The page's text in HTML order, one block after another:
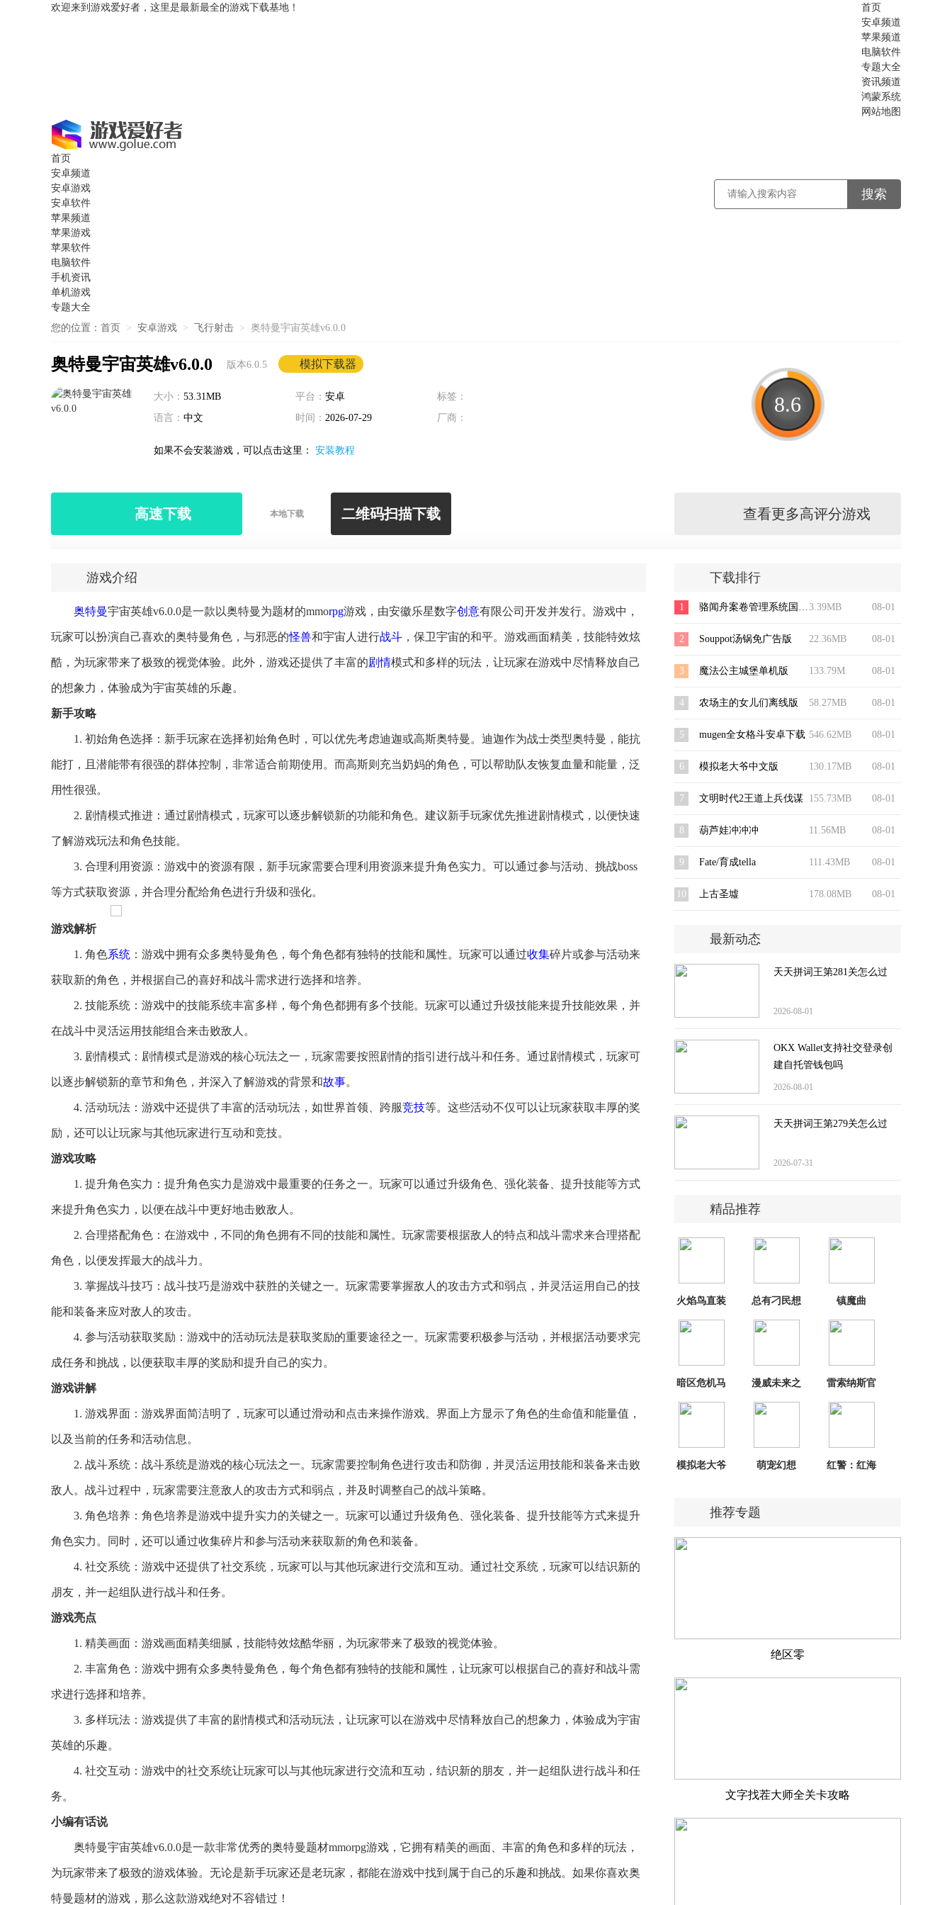
欢迎来到游戏爱好者，这里是最新最全的游戏下载基地！
首页
安卓频道
苹果频道
电脑软件
专题大全
资讯频道
鸿蒙系统
网站地图
首页
安卓频道
安卓游戏
安卓软件
苹果频道
苹果游戏
苹果软件
电脑软件
手机资讯
单机游戏
专题大全
您的位置： 首页 > 安卓游戏 > 飞行射击 > 奥特曼宇宙英雄v6.0.0
奥特曼宇宙英雄v6.0.0 版本6.0.5 模拟下载器
大小： 53.31MB 平台： 安卓
标签：
语言： 中文 时间： 2026-07-29 厂商：
如果不会安装游戏，可以点击这里： 安装教程
高速下载 本地下载 二维码扫描下载
8.6
查看更多高评分游戏
游戏介绍
奥特曼宇宙英雄v6.0.0是一款以奥特曼为题材的mmorpg游戏，由安徽乐星数字创意有限公司开发并发行。游戏中，
玩家可以扮演自己喜欢的奥特曼角色，与邪恶的怪兽和宇宙人进行战斗 ，保卫宇宙的和平。游戏画面精美，技能特效炫
酷，为玩家带来了极致的视觉体验。此外，游戏还提供了丰富的剧情模式和多样的玩法，让玩家在游戏中尽情释放自己
的想象力，体验成为宇宙英雄的乐趣。
新手攻略
1. 初始角色选择：新手玩家在选择初始角色时，可以优先考虑迪迦或高斯奥特曼。迪迦作为战士类型奥特曼，能抗
能打，且潜能带有很强的群体控制，非常适合前期使用。而高斯则充当奶妈的角色，可以帮助队友恢复血量和能量，泛
用性很强。
2. 剧情模式推进：通过剧情模式，玩家可以逐步解锁新的功能和角色。建议新手玩家优先推进剧情模式，以便快速
了解游戏玩法和角色技能。
3. 合理利用资源：游戏中的资源有限，新手玩家需要合理利用资源来提升角色实力。可以通过参与活动、挑战boss
等方式获取资源，并合理分配给角色进行升级和强化。
游戏解析
1. 角色系统 ：游戏中拥有众多奥特曼角色，每个角色都有独特的技能和属性。玩家可以通过收集碎片或参与活动来
获取新的角色，并根据自己的喜好和战斗需求进行选择和培养。
2. 技能系统：游戏中的技能系统丰富多样，每个角色都拥有多个技能。玩家可以通过升级技能来提升技能效果，并
在战斗中灵活运用技能组合来击败敌人。
3. 剧情模式：剧情模式是游戏的核心玩法之一，玩家需要按照剧情的指引进行战斗和任务。通过剧情模式，玩家可
以逐步解锁新的章节和角色，并深入了解游戏的背景和故事。
4. 活动玩法：游戏中还提供了丰富的活动玩法，如世界首领、跨服竞技等。这些活动不仅可以让玩家获取丰厚的奖
励，还可以让玩家与其他玩家进行互动和竞技。
游戏攻略
1. 提升角色实力：提升角色实力是游戏中最重要的任务之一。玩家可以通过升级角色、强化装备、提升技能等方式
来提升角色实力，以便在战斗中更好地击败敌人。
2. 合理搭配角色：在游戏中，不同的角色拥有不同的技能和属性。玩家需要根据敌人的特点和战斗需求来合理搭配
角色，以便发挥最大的战斗力。
3. 掌握战斗技巧：战斗技巧是游戏中获胜的关键之一。玩家需要掌握敌人的攻击方式和弱点，并灵活运用自己的技
能和装备来应对敌人的攻击。
4. 参与活动获取奖励：游戏中的活动玩法是获取奖励的重要途径之一。玩家需要积极参与活动，并根据活动要求完
成任务和挑战，以便获取丰厚的奖励和提升自己的实力。
游戏讲解
1. 游戏界面：游戏界面简洁明了，玩家可以通过滑动和点击来操作游戏。界面上方显示了角色的生命值和能量值，
以及当前的任务和活动信息。
2. 战斗系统：战斗系统是游戏的核心玩法之一。玩家需要控制角色进行攻击和防御，并灵活运用技能和装备来击败
敌人。战斗过程中，玩家需要注意敌人的攻击方式和弱点，并及时调整自己的战斗策略。
3. 角色培养：角色培养是游戏中提升实力的关键之一。玩家可以通过升级角色、强化装备、提升技能等方式来提升
角色实力。同时，还可以通过收集碎片和参与活动来获取新的角色和装备。
4. 社交系统：游戏中还提供了社交系统，玩家可以与其他玩家进行交流和互动。通过社交系统，玩家可以结识新的
朋友，并一起组队进行战斗和任务。
游戏亮点
1. 精美画面：游戏画面精美细腻，技能特效炫酷华丽，为玩家带来了极致的视觉体验。
2. 丰富角色：游戏中拥有众多奥特曼角色，每个角色都有独特的技能和属性，让玩家可以根据自己的喜好和战斗需
求进行选择和培养。
3. 多样玩法：游戏提供了丰富的剧情模式和活动玩法，让玩家可以在游戏中尽情释放自己的想象力，体验成为宇宙
英雄的乐趣。
4. 社交互动：游戏中的社交系统让玩家可以与其他玩家进行交流和互动，结识新的朋友，并一起组队进行战斗和任
务。
小编有话说
奥特曼宇宙英雄v6.0.0是一款非常优秀的奥特曼题材mmorpg游戏，它拥有精美的画面、丰富的角色和多样的玩法，
为玩家带来了极致的游戏体验。无论是新手玩家还是老玩家，都能在游戏中找到属于自己的乐趣和挑战。如果你喜欢奥
特曼题材的游戏，那么这款游戏绝对不容错过！
下载排行
08-01
3.39MB
1 骆闻舟案卷管理系统国际版
08-01
22.36MB
2 Souppot汤锅免广告版
08-01
133.79M
3 魔法公主城堡单机版
08-01
58.27MB
4 农场主的女儿们离线版
08-01
546.62MB
5 mugen全女格斗安卓下载
08-01
130.17MB
6 模拟老大爷中文版
08-01
155.73MB
7 文明时代2王道上兵伐谋
08-01
11.56MB
8 葫芦娃冲冲冲
08-01
111.43MB
9 Fate/育成tella
08-01
178.08MB
10 上古圣墟
最新动态
天天拼词王第281关怎么过
2026-08-01
OKX Wallet支持社交登录创
建自托管钱包吗
2026-08-01
天天拼词王第279关怎么过
2026-07-31
精品推荐
火焰鸟直装
总有刁民想
镇魔曲
暗区危机马
漫威未来之
雷索纳斯官
模拟老大爷
萌宠幻想
红警：红海
推荐专题
绝区零
文字找茬大师全关卡攻略